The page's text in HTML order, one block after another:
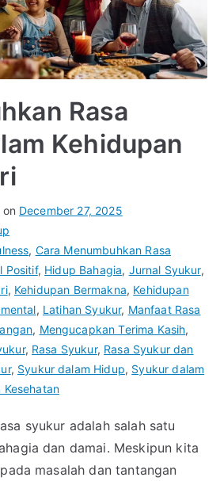
Rasa
Kehidupan
December 27, 2025
, Cara Menumbuhkan Rasa
Positif, Hidup Bahagia, Jurnal Syukur,
, Kehidupan Bermakna, Kehidupan
, Latihan Syukur, Manfaat Rasa
, Mengucapkan Terima Kasih,
, Rasa Syukur, Rasa Syukur dan
, Syukur dalam Hidup, Syukur dalam
Kesehatan
syukur adalah salah satu
dan damai. Meskipun kita
masalah dan tantangan